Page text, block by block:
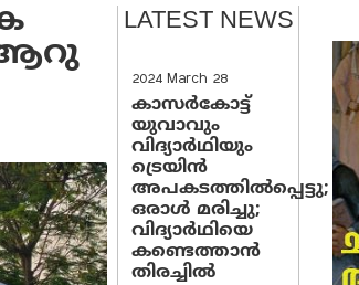
ആറു
LATEST NEWS
2024 March 28
കാസർകോട്ട്
യുവാവും
വിദ്യാർഥിയും
ട്രെയിൻ
അപകടത്തിൽപ്പെട്ടു;
ഒരാൾ മരിച്ചു;
വിദ്യാർഥിയെ
കണ്ടെത്താൻ
തിരച്ചിൽ